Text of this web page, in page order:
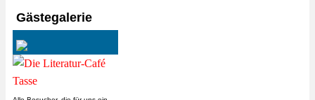
Gästegalerie